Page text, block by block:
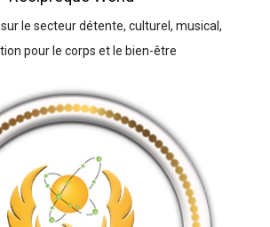
le secteur détente, culturel, musical,
pour le corps et le bien-être